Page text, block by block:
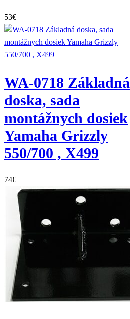
53€
WA-0718 Základná
doska, sada
montážnych dosiek
Yamaha Grizzly
550/700 , X499
74€